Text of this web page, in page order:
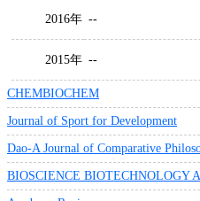
2016年 --
2015年 --
CHEMBIOCHEM
Journal of Sport for Development
Dao-A Journal of Comparative
BIOSCIENCE BIOTECHNOLOGY